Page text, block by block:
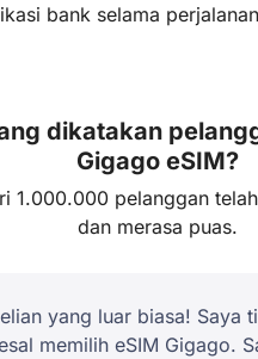
bank selama
dikatakan
Gigago eSIM?
1.000.000 pelanggan
dan merasa puas.
yang luar biasa! Saya
memilih eSIM Gigago.